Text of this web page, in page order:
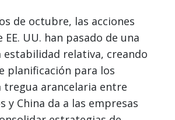
de octubre, las acciones
UU. han pasado de una
estabilidad relativa, creando
planificación para los
tregua arancelaria entre
y China da a las empresas